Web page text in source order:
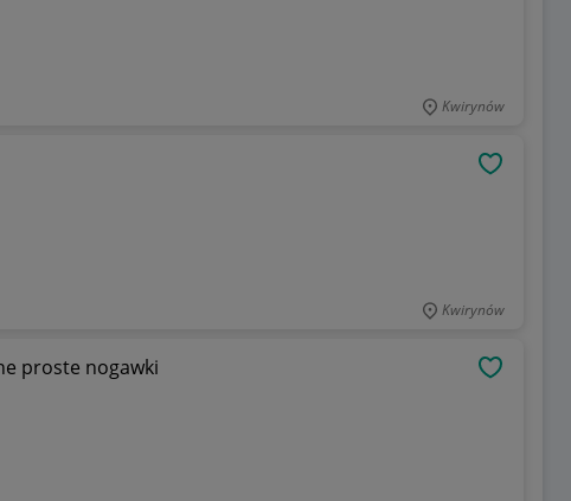
Kwirynów
Kwirynów
proste nogawki